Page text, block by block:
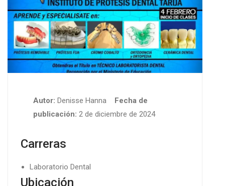
Autor: Denisse Hanna Fecha de
publicación: 2 de diciembre de 2024
Carreras
Laboratorio Dental
Ubicación